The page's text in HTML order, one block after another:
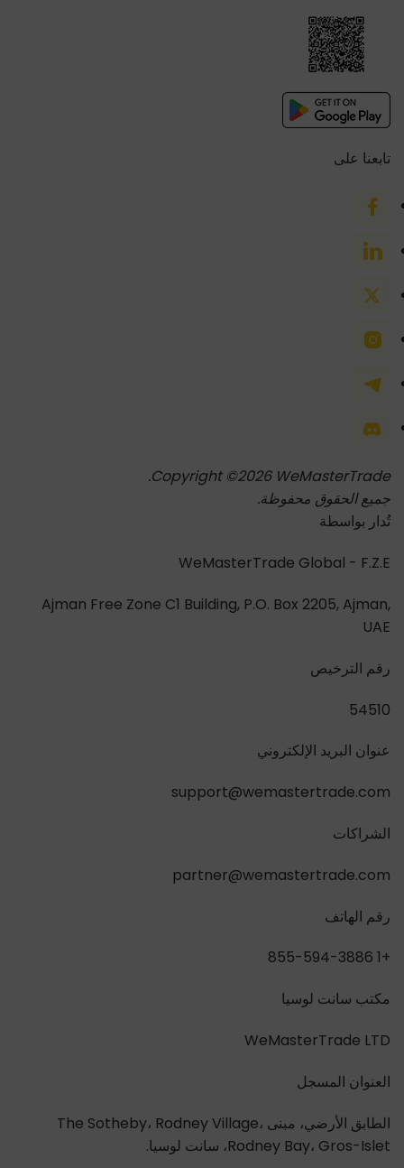
تابعنا على
Copyright ©2026 WeMasterTrade.
جميع الحقوق محفوظة.
تُدار بواسطة
WeMasterTrade Global - F.Z.E
Ajman Free Zone C1 Building, P.O. Box 2205, Ajman,
UAE
رقم الترخيص
54510
عنوان البريد الإلكتروني
support@wemastertrade.com
الشراكات
partner@wemastertrade.com
رقم الهاتف
+1 855-594-3886
مكتب سانت لوسيا
WeMasterTrade LTD
العنوان المسجل
الطابق الأرضي، مبنى The Sotheby، Rodney Village،
Rodney Bay، Gros-Islet، سانت لوسيا.